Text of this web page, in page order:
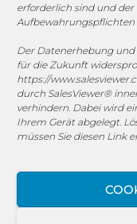
erforderlich sind und
Aufbewahrungspflichten
Der Datenerhebung
für die Zukunft
https://
durch SalesViewer®
verhindern. Dabei wird
Ihrem Gerät abgelegt.
müssen Sie diesen Link
© 2025
MEGASOFT® IT
the topicality,
information
which refer to
or disuse of the
not intentional or
subject to change
the complete